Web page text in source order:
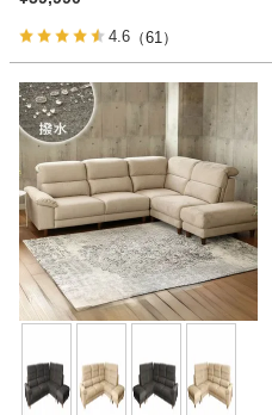
4.6 （61）